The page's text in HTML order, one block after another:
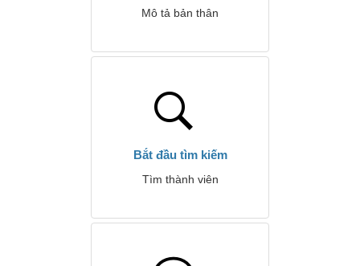
Mô tả bản thân
Bắt đầu tìm kiếm
Tìm thành viên